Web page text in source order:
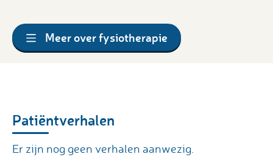
Meer over fysiotherapie
Patiëntverhalen
Er zijn nog geen verhalen aanwezig.